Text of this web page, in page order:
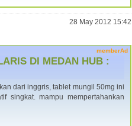
28 May 2012 15:42
memberAd
DI MEDAN HUB :
dari inggris, tablet mungil 50mg ini
singkat. mampu mempertahankan